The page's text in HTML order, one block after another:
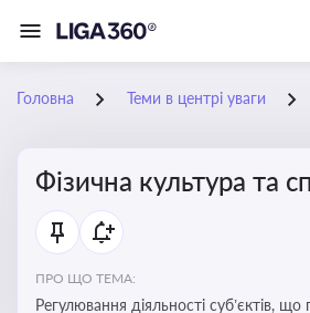
Головна Теми в центрі уваги
Фізична культура та
ПРО ЩО ТЕМА:
Регулювання діяльності суб’єктів,